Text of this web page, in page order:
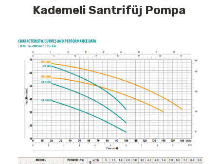
Kademeli Santrifüj Pompa